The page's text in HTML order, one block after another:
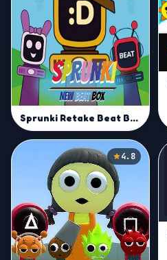
Sprunki Retake Beat Box
4.8